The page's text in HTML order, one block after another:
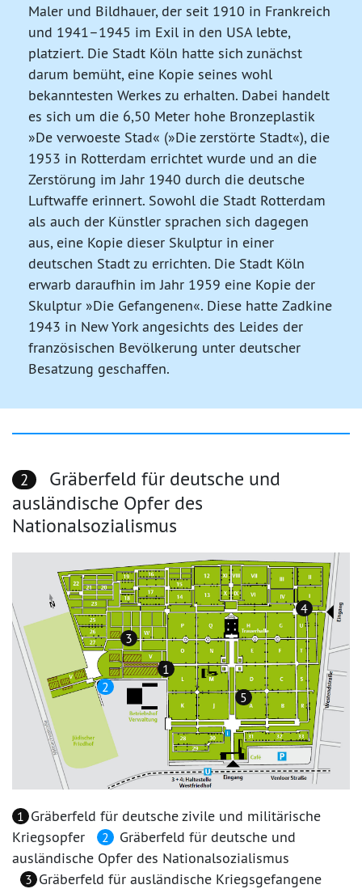
Maler und Bildhauer, der seit 1910 in Frankreich
und 1941–1945 im Exil in den USA lebte,
platziert. Die Stadt Köln hatte sich zunächst
darum bemüht, eine Kopie seines wohl
bekanntesten Werkes zu erhalten. Dabei handelt
es sich um die 6,50 Meter hohe Bronzeplastik
»De verwoeste Stad« (»Die zerstörte Stadt«), die
1953 in Rotterdam errichtet wurde und an die
Zerstörung im Jahr 1940 durch die deutsche
Luftwaffe erinnert. Sowohl die Stadt Rotterdam
als auch der Künstler sprachen sich dagegen
aus, eine Kopie dieser Skulptur in einer
deutschen Stadt zu errichten. Die Stadt Köln
erwarb daraufhin im Jahr 1959 eine Kopie der
Skulptur »Die Gefangenen«. Diese hatte Zadkine
1943 in New York angesichts des Leides der
französischen Bevölkerung unter deutscher
Besatzung geschaffen.
2
Gräberfeld für deutsche und
ausländische Opfer des
Nationalsozialismus
1
2
3
4
5
1 Gräberfeld für deutsche zivile und militärische
Kriegsopfer
2
Gräberfeld für deutsche und
ausländische Opfer des Nationalsozialismus
3 Gräberfeld für ausländische Kriegsgefangene